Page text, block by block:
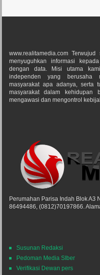
www.realitamedia.com
menyuguhkan informasi
dengan data. Misi utama
independen yang berusaha
masyarakat apa adanya, serta
masyarakat dalam kehidupan
mengawasi dan mengontrol
Perumahan Parisa Indah Blok A3
86494486, (0812)70197866.
Susunan Redaksi
Pedoman Media SIber
Verifikasi Dewan pers